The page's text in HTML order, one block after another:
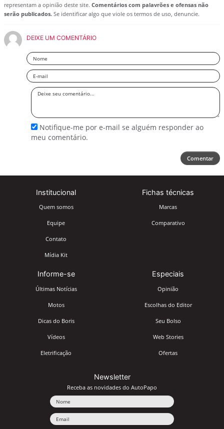
representam a opinião deste site. Comentários com palavrões e ofensas não
serão publicados. Se identificar algo que viole os termos de uso, denuncie.
DEIXE UM COMENTÁRIO
Nome
Email
Deixe
Notifique-me por e-mail se alguém responder ao
meu comentário.
Comentar
Institucional
Quem somos
Equipe
Contato
Mídia Kit
Fichas técnicas
Marcas
Comparativo
Informe-se
Últimas Notícias
Motos
Dicas do Boris
Vídeos
Eletrificação
Especiais
Opinião
Escolhas do Editor
Seu Bolso
Web Stories
Ofertas
Newsletter
Receba as novidades do AutoPapo